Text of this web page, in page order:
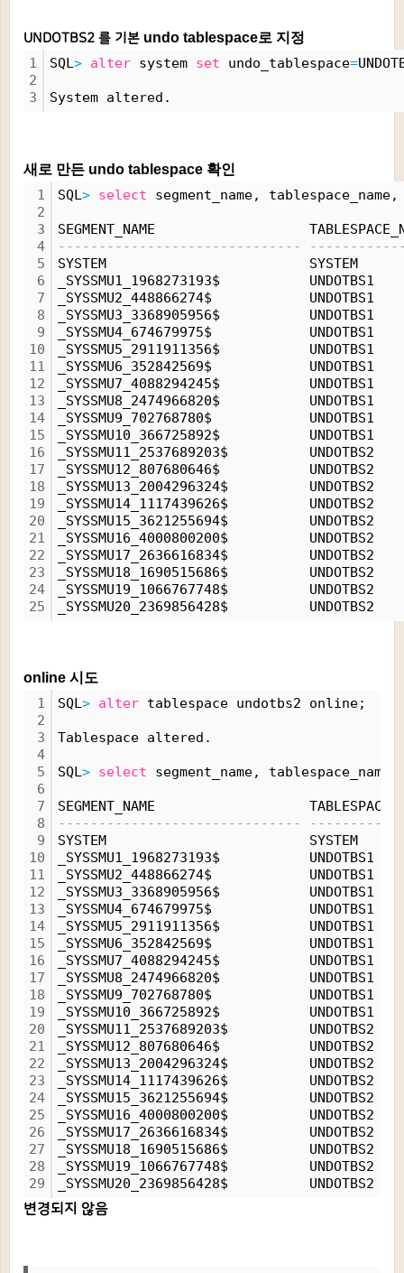
UNDOTBS2 를 기본 undo tablespace로 지정
1
2
3
SQL> alter system set undo_tablespace=
System altered.
새로 만든 undo tablespace 확인
1
2
3
4
5
6
7
8
9
10
11
12
13
14
15
16
17
18
19
20
21
22
23
24
25
SQL> select segment_name,
SEGMENT_NAME
------------------------------
SYSTEM                         SYSTEM
_SYSSMU1_1968273193$           UNDOTBS1
_SYSSMU2_448866274$            UNDOTBS1
_SYSSMU3_3368905956$           UNDOTBS1
_SYSSMU4_674679975$            UNDOTBS1
_SYSSMU5_2911911356$           UNDOTBS1
_SYSSMU6_352842569$            UNDOTBS1
_SYSSMU7_4088294245$           UNDOTBS1
_SYSSMU8_2474966820$           UNDOTBS1
_SYSSMU9_702768780$            UNDOTBS1
_SYSSMU10_366725892$           UNDOTBS1
_SYSSMU11_2537689203$          UNDOTBS2
_SYSSMU12_807680646$           UNDOTBS2
_SYSSMU13_2004296324$          UNDOTBS2
_SYSSMU14_1117439626$          UNDOTBS2
_SYSSMU15_3621255694$          UNDOTBS2
_SYSSMU16_4000800200$          UNDOTBS2
_SYSSMU17_2636616834$          UNDOTBS2
_SYSSMU18_1690515686$          UNDOTBS2
_SYSSMU19_1066767748$          UNDOTBS2
_SYSSMU20_2369856428$          UNDOTBS2
online 시도
1
2
3
4
5
6
7
8
9
10
11
12
13
14
15
16
17
18
19
20
21
22
23
24
25
26
27
28
29
SQL> alter tablespace undotbs2 online;
Tablespace altered.
SQL> select segment_name,
SEGMENT_NAME
------------------------------
SYSTEM                         SYSTEM
_SYSSMU1_1968273193$           UNDOTBS1
_SYSSMU2_448866274$            UNDOTBS1
_SYSSMU3_3368905956$           UNDOTBS1
_SYSSMU4_674679975$            UNDOTBS1
_SYSSMU5_2911911356$           UNDOTBS1
_SYSSMU6_352842569$            UNDOTBS1
_SYSSMU7_4088294245$           UNDOTBS1
_SYSSMU8_2474966820$           UNDOTBS1
_SYSSMU9_702768780$            UNDOTBS1
_SYSSMU10_366725892$           UNDOTBS1
_SYSSMU11_2537689203$          UNDOTBS2
_SYSSMU12_807680646$           UNDOTBS2
_SYSSMU13_2004296324$          UNDOTBS2
_SYSSMU14_1117439626$          UNDOTBS2
_SYSSMU15_3621255694$          UNDOTBS2
_SYSSMU16_4000800200$          UNDOTBS2
_SYSSMU17_2636616834$          UNDOTBS2
_SYSSMU18_1690515686$          UNDOTBS2
_SYSSMU19_1066767748$          UNDOTBS2
_SYSSMU20_2369856428$          UNDOTBS2
변경되지 않음